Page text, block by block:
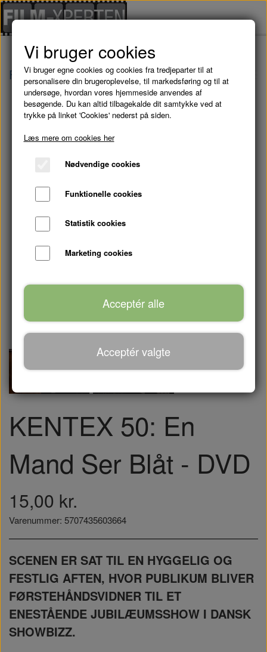
Forside Brugte Film KENTEX 50: En Mand
KENTEX 50: En
Mand Ser Blåt - DVD
15,00 kr.
Varenummer: 5707435603664
SCENEN ER SAT TIL EN HYGGELIG OG
FESTLIG AFTEN, HVOR PUBLIKUM BLIVER
FØRSTEHÅNDSVIDNER TIL ET
ENESTÅENDE JUBILÆUMSSHOW I DANSK
SHOWBIZZ.
Vi bruger cookies
Vi bruger egne cookies og cookies fra tredjeparter til at
personalisere din brugeroplevelse, til markedsføring og til at
undersøge, hvordan vores hjemmeside anvendes af
besøgende. Du kan altid tilbagekalde dit samtykke ved at
trykke på linket 'Cookies' nederst på siden.
Læs mere om cookies her
Nødvendige cookies
Funktionelle cookies
Statistik cookies
Marketing cookies
Acceptér alle
Acceptér valgte